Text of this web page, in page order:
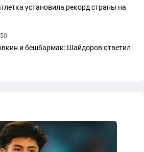
установила рекорд страны на
и бешбармак: Шайдоров ответил